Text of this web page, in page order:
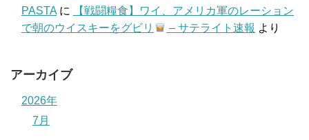
PASTA に
【戦闘糧食】ワイ、アメリカ軍のレーション
で朝のウイスキーをグビリ
– サテライト速報 より
アーカイブ
2026年
7月